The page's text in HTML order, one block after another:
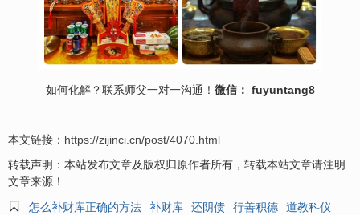
如何化解？联系师父一对一沟通！ 微信： fuyuntang8
本文链接： https://zijinci.cn/post/4070.html
转载声明：本站发布文章及版权归原作者所有，转载本站文章请注明
文章来源！

怎么补财库正确的方法 补财库 还阴债 行善积德 道教科仪